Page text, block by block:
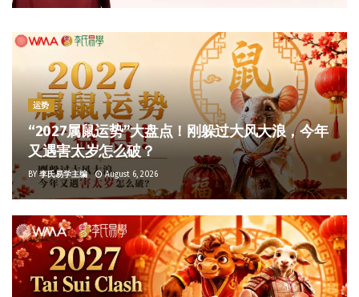
运势
“2027属鼠运势”大盘点！刚躲过大风大浪，今年
又遇害太岁怎么破？
BY 李氏易学主编 August 6, 2026